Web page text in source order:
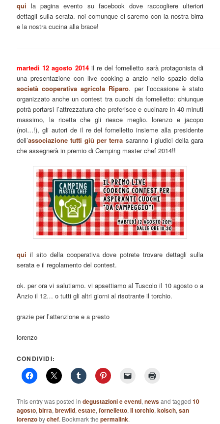
qui la pagina evento su facebook dove raccogliere ulteriori
dettagli sulla serata. noi comunque ci saremo con la nostra birra
e la nostra cucina alla brace!
martedì 12 agosto 2014il re del fornelletto sarà protagonista di
una presentazione con live cooking a anzio nello spazio della
società cooperativa agricola Riparo. per l’occasione è stato
organizzato anche un contest tra cuochi da fornelletto: chiunque
potrà portarsi l’attrezzatura che preferisce e cucinare in 40 minuti
massimo, la ricetta che gli riesce meglio. lorenzo e jacopo
(noi…!), gli autori de il re del fornelletto insieme alla presidente
dell’associazione tutti giù per terra saranno i giudici della gara
che assegnerà in premio di Camping master chef 2014!!
qui il sito della cooperativa dove potrete trovare dettagli sulla
serata e il regolamento del contest.
ok. per ora vi salutiamo. vi apsettiamo al Tuscolo il 10 agosto o a
Anzio il 12… o tutti gli altri giorni al risotrante il torchio.
grazie per l’attenzione e a presto
lorenzo
CONDIVIDI:
This entry was posted indegustazioni e eventi,newsand tagged10
agosto,birra,brewild,estate,fornelletto,il torchio,kolsch,san
lorenzobychef. Bookmark thepermalink.